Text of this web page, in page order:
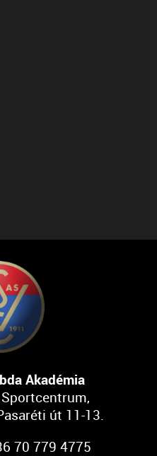
Akadémia
út 11-13.
70 779 4775